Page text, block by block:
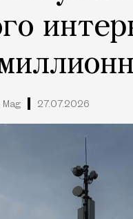
27.07.2026